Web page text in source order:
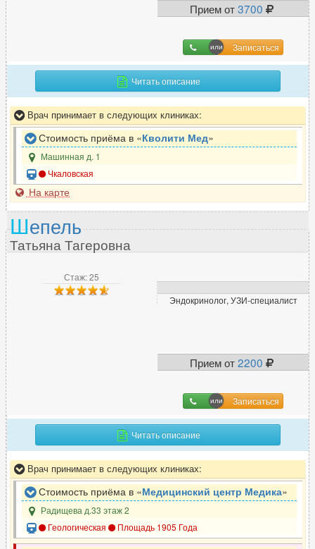
Прием от3700
Записаться
Читать описание
Врач принимает в следующих клиниках:
Стоимость приёма в «Кволити Мед»
Машинная д. 1
Чкаловская
На карте
Стаж: 25
Эндокринолог, УЗИ-специалист
Прием от2200
Записаться
Шепель
Татьяна Тагеровна
Читать описание
Врач принимает в следующих клиниках:
Стоимость приёма в «Медицинский центр Медика»
Радищева д.33 этаж 2
Геологическая
Площадь 1905 Года